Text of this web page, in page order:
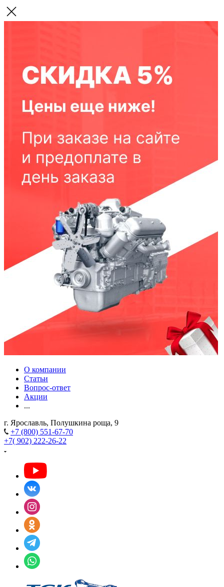
О компании
Статьи
Вопрос-ответ
Акции
...
г. Ярославль, Полушкина роща, 9
+7 (800) 551-67-70
+7( 902) 222-26-22